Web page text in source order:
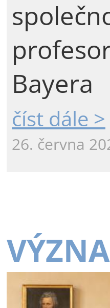
Bayera
číst dále >
26. června